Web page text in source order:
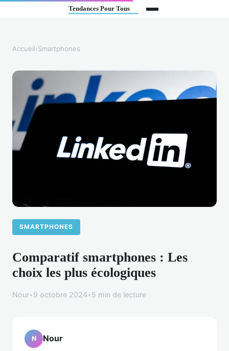
Accueil›Smartphones
SMARTPHONES
Comparatif smartphones : Les
choix les plus écologiques
Nour•9 octobre 2024•5 min de lecture
N Nour